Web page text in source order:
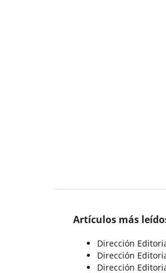
Artículos más
Dirección
Dirección
Dirección